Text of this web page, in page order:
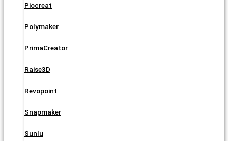
Piocreat
Polymaker
PrimaCreator
Raise3D
Revopoint
Snapmaker
Sunlu